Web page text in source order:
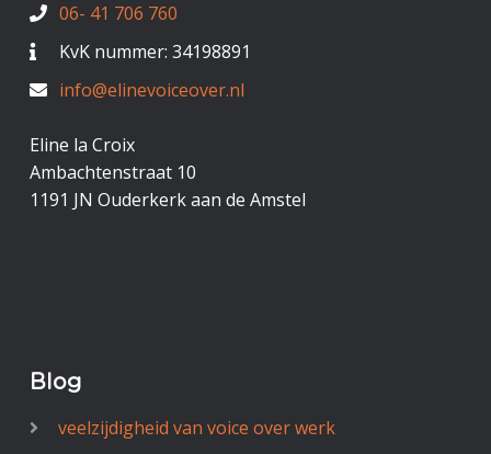
06- 41 706 760
KvK nummer: 34198891
info@elinevoiceover.nl
Eline la Croix
Ambachtenstraat 10
1191 JN Ouderkerk aan de Amstel
Blog
veelzijdigheid van voice over werk